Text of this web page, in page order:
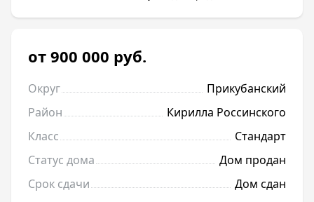
от 900 000 руб.
Округ
Прикубанский
Район
Кирилла Россинского
Класс
Стандарт
Статус дома
Дом продан
Срок сдачи
Дом сдан